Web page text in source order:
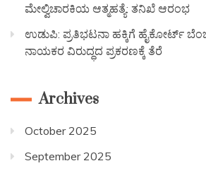
ಮೇಲ್ವಿಚಾರಕಿಯ ಆತ್ಮಹತ್ಯೆ: ತನಿಖೆ ಆರಂಭ
ಉಡುಪಿ: ಪ್ರತಿಭಟನಾ ಹಕ್ಕಿಗೆ ಹೈಕೋರ್ಟ್
ನಾಯಕರ ವಿರುದ್ಧದ ಪ್ರಕರಣಕ್ಕೆ ತೆರೆ
Archives
October 2025
September 2025